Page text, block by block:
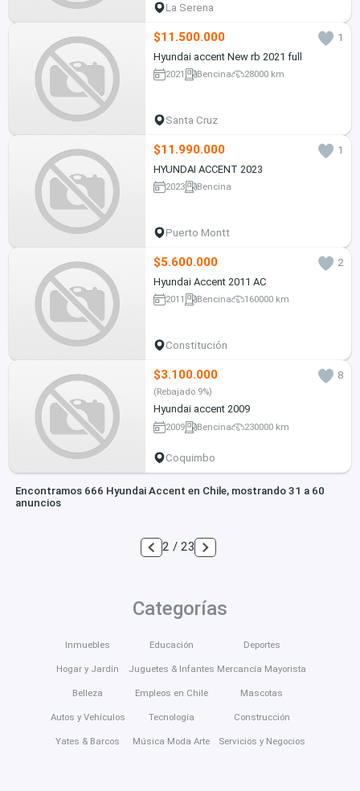
La Serena
$11.500.000
1
Hyundai accent New rb 2021 full
2021 Bencina 28000 km
Santa Cruz
$11.990.000
1
HYUNDAI ACCENT 2023
2023 Bencina
Puerto Montt
$5.600.000
2
Hyundai Accent 2011 AC
2011 Bencina 160000 km
Constitución
$3.100.000 8
(Rebajado 9%)
Hyundai accent 2009
2009 Bencina 230000 km
Coquimbo
Encontramos 666 Hyundai Accent en Chile, mostrando 31 a 60
anuncios
2 / 23
Categorías
Inmuebles
Hogar y Jardín
Belleza
Autos y Vehículos
Yates & Barcos
Educación
Juguetes & Infantes
Empleos en Chile
Tecnología
Música Moda Arte
Deportes
Mercancía Mayorista
Mascotas
Construcción
Servicios y Negocios